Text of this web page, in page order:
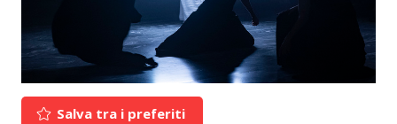
Salva tra i preferiti